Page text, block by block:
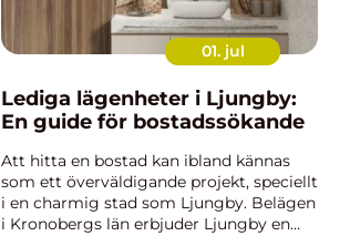
01. jul
Lediga lägenheter i Ljungby:
En guide för bostadssökande
Att hitta en bostad kan ibland kännas
som ett överväldigande projekt, speciellt
i en charmig stad som Ljungby. Belägen
i Kronobergs län erbjuder Ljungby en